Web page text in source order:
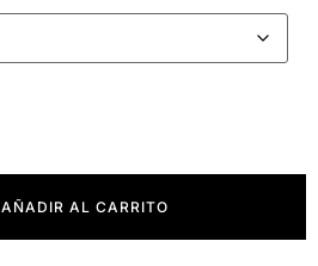
AÑADIR AL CARRITO